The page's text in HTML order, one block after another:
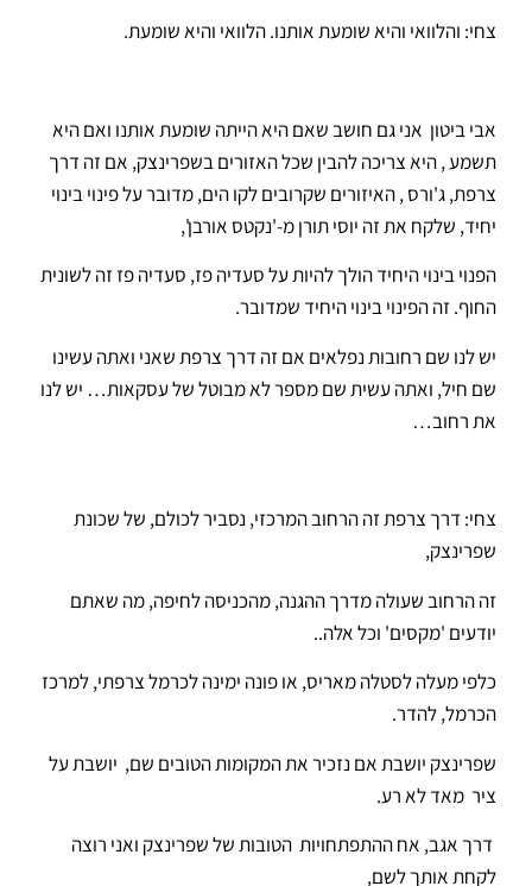
צחי: והלוואי והיא שומעת אותנו. הלוואי והיא שומעת.
אבי ביטון אני גם חושב שאם היא הייתה שומעת אותנו ואם היא
תשמע , היא צריכה להבין שכל האזורים בשפרינצק, אם זה דרך
צרפת, ג'ורס , האיזורים שקרובים לקו הים, מדובר על פינוי בינוי
יחיד, שלקח את זה יוסי תורן מ-'נקטס אורבן',
הפנוי בינוי היחיד הולך להיות על סעדיה פז, סעדיה פז זה לשונית
החוף. זה הפינוי בינוי היחיד שמדובר.
יש לנו שם רחובות נפלאים אם זה דרך צרפת שאני ואתה עשינו
שם חיל, ואתה עשית שם מספר לא מבוטל של עסקאות… יש לנו
את רחוב…
צחי: דרך צרפת זה הרחוב המרכזי, נסביר לכולם, של שכונת
שפרינצק,
זה הרחוב שעולה מדרך ההגנה, מהכניסה לחיפה, מה שאתם
יודעים 'מקסים' וכל אלה..
כלפי מעלה לסטלה מאריס, או פונה ימינה לכרמל צרפתי, למרכז
הכרמל, להדר.
שפרינצק יושבת אם נזכיר את המקומות הטובים שם, יושבת על
ציר מאד לא רע.
דרך אגב, אח ההתפתחויות הטובות של שפרינצק ואני רוצה
לקחת אותך לשם,